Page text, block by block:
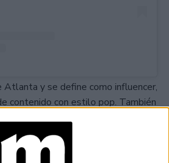
Atlanta y se define como influencer,
contenido con estilo pop. También